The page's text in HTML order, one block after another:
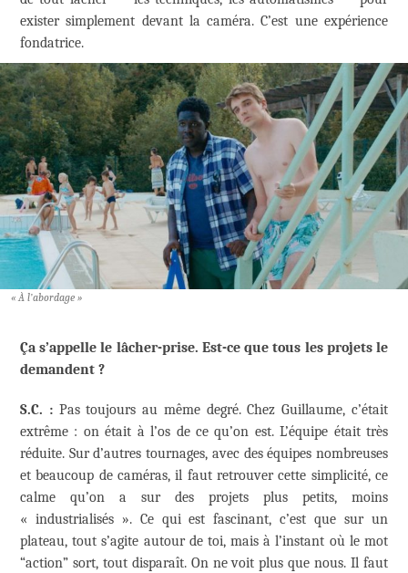
exister simplement devant la caméra. C’est une expérience
fondatrice.
« À l’abordage »
Ça s’appelle le lâcher-prise. Est-ce que tous les projets le
demandent ?
S.C. :Pas toujours au même degré. Chez Guillaume, c’était
extrême : on était à l’os de ce qu’on est. L’équipe était très
réduite. Sur d’autres tournages, avec des équipes nombreuses
et beaucoup de caméras, il faut retrouver cette simplicité, ce
calme qu’on a sur des projets plus petits, moins
« industrialisés ». Ce qui est fascinant, c’est que sur un
plateau, tout s’agite autour de toi, mais à l’instant où le mot
“action” sort, tout disparaît. On ne voit plus que nous. Il faut